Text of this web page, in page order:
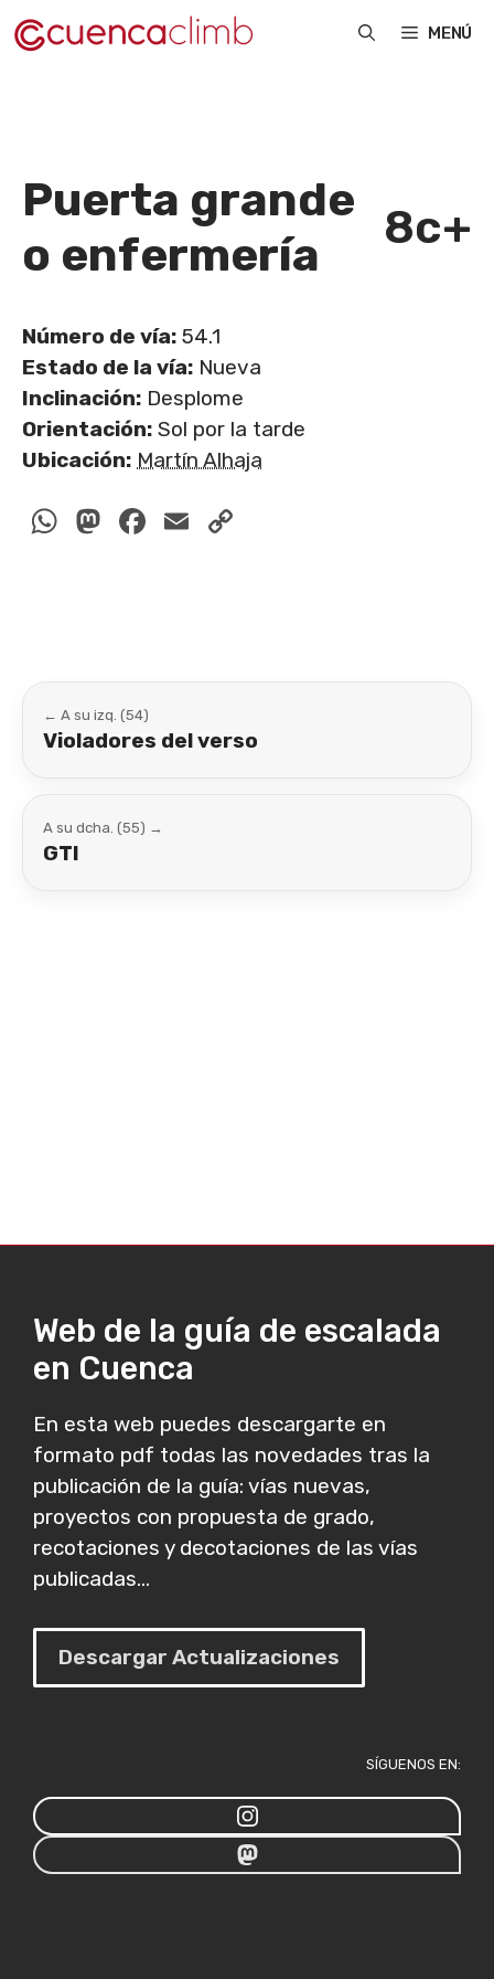
Saltar
al
MENÚ
Puerta grande
o enfermería
8c+
Número de vía: 54.1
Estado de la vía: Nueva
Inclinación: Desplome
Orientación: Sol por la tarde
Ubicación: Martín Alhaja
WhatsApp
Mastodon
Facebook
Email
← A su izq. (54)
Violadores del verso
A su dcha. (55) →
GTI
Web de la guía de escalada
en Cuenca
En esta web puedes descargarte en
formato pdf todas las novedades tras la
publicación de la guía: vías nuevas,
proyectos con propuesta de grado,
recotaciones y decotaciones de las vías
publicadas...
Descargar Actualizaciones
SÍGUENOS EN: